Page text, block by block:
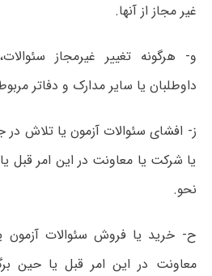
غیر مجاز از آنها.
و- هرگونه تغییر غیرمجاز
داوطلبان یا سایر مدارک و دفاتر
ز- افشای سئوالات آزمون یا تلاش
یا شرکت یا معاونت در این امر قبل
نحو.
ح- خرید یا فروش سئوالات آزمون
معاونت در این امر قبل یا حین